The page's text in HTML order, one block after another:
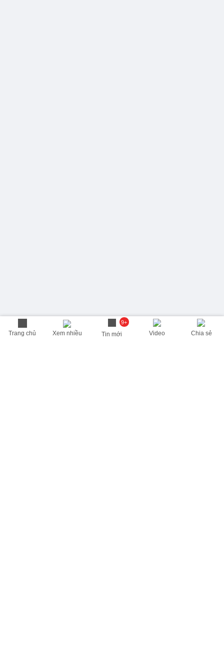
Trang chủ Xem nhiều
9+
Tin mới Video Chia sẻ